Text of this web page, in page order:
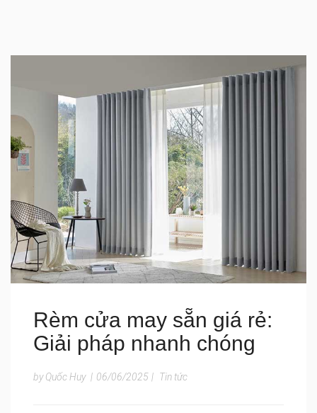
Rèm cửa may sẵn giá rẻ:
Giải pháp nhanh chóng
by Quốc Huy | 06/06/2025 | Tin tức